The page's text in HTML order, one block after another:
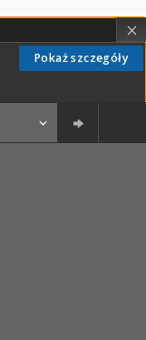
Pokaż szczegóły